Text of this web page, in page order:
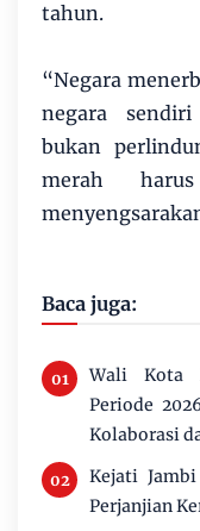
tahun.
“Negara
negara
bukan
merah
Baca juga:
Wali Kota
Periode
Kolaborasi
Kejati
Perjanjian